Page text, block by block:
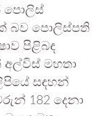
පොලිස්
බව පොලිස්පති
පිළිබඳ
අල්විස් මහතා
සඳහන්
182 දෙනා